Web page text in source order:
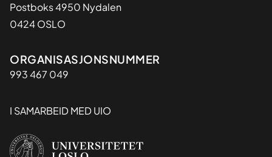
Postboks 4950 Nydalen
0424 OSLO
Organisasjon
ORGANISASJONSNUMMER
993 467 049
I SAMARBEID MED UIO